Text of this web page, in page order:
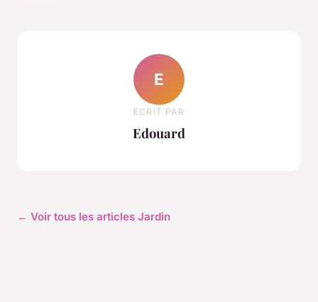
E
ECRIT PAR
Edouard
← Voir tous les articles Jardin